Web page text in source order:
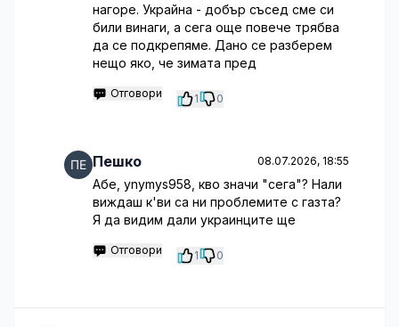
нагоре. Украйна - добър съсед сме си
били винаги, а сега още повече трябва
да се подкрепяме. Дано се разберем
нещо яко, че зимата пред
Отговори 1 0
Пешко 08.07.2026, 18:55
Абе, ynymys958, кво значи "сега"? Нали
виждаш к'ви са ни проблемите с газта?
Я да видим дали украинците ще
Отговори 1 0